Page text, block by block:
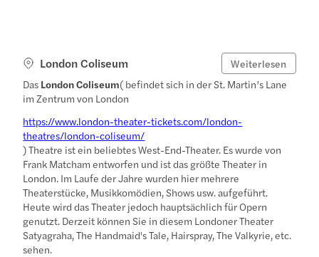
London Coliseum
Weiterlesen
Das London Coliseum( befindet sich in der St. Martin’s Lane
im Zentrum von London
https://www.london-theater-tickets.com/london-
theatres/london-coliseum/
) Theatre ist ein beliebtes West-End-Theater. Es wurde von
Frank Matcham entworfen und ist das größte Theater in
London. Im Laufe der Jahre wurden hier mehrere
Theaterstücke, Musikkomödien, Shows usw. aufgeführt.
Heute wird das Theater jedoch hauptsächlich für Opern
genutzt. Derzeit können Sie in diesem Londoner Theater
Satyagraha, The Handmaid's Tale, Hairspray, The Valkyrie, etc.
sehen.